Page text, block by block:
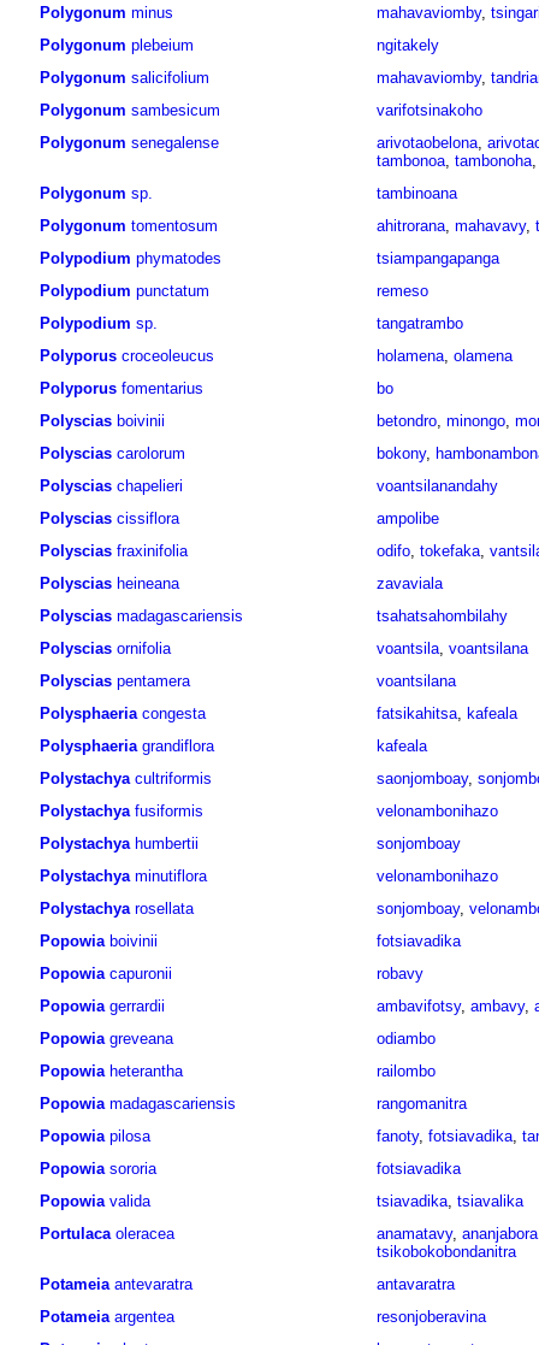
Polygonum minus mahavaviomby,
Polygonum plebeium
ngitakely
Polygonum salicifolium mahavaviomby,
Polygonum sambesicum
varifotsinakoho
Polygonum senegalense arivotaobelona,
tambonoa, tambonoha
Polygonum sp.
tambinoana
Polygonum tomentosum ahitrorana, mahavavy,
Polypodium phymatodes
tsiampangapanga
Polypodium punctatum
remeso
Polypodium sp.
tangatrambo
Polyporus croceoleucus holamena, olamena
Polyporus fomentarius
bo
Polyscias boivinii betondro, minongo,
Polyscias carolorum bokony,
Polyscias chapelieri
voantsilanandahy
Polyscias cissiflora
ampolibe
Polyscias fraxinifolia odifo, tokefaka,
Polyscias heineana
zavaviala
Polyscias madagascariensis
tsahatsahombilahy
Polyscias ornifolia voantsila, voantsilana
Polyscias pentamera
voantsilana
Polysphaeria congesta fatsikahitsa, kafeala
Polysphaeria grandiflora
kafeala
Polystachya cultriformis saonjomboay,
Polystachya fusiformis
velonambonihazo
Polystachya humbertii
sonjomboay
Polystachya minutiflora
velonambonihazo
Polystachya rosellata sonjomboay,
Popowia boivinii
fotsiavadika
Popowia capuronii
robavy
Popowia gerrardii ambavifotsy, ambavy,
Popowia greveana
odiambo
Popowia heterantha
railombo
Popowia madagascariensis
rangomanitra
Popowia pilosa fanoty, fotsiavadika,
Popowia sororia
fotsiavadika
Popowia valida tsiavadika, tsiavalika
Portulaca oleracea anamatavy, ananjabora
tsikobokobondanitra
Potameia antevaratra
antavaratra
Potameia argentea
resonjoberavina